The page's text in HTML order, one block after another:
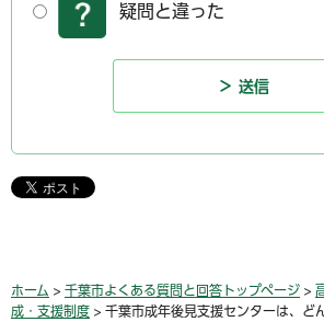
疑問と違った
ホーム > 千葉市よくある質問と回答トップページ >
成・支援制度 > 千葉市成年後見支援センターは、ど